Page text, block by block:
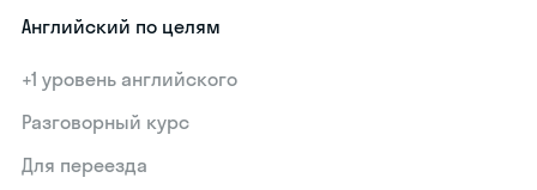
Английский по целям
+1 уровень английского
Разговорный курс
Для переезда